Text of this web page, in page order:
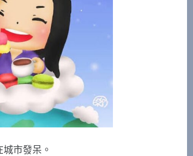
市發呆。